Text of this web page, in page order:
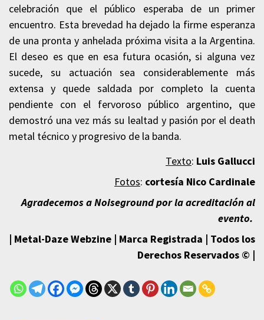
celebración que el público esperaba de un primer
encuentro. Esta brevedad ha dejado la firme esperanza
de una pronta y anhelada próxima visita a la Argentina.
El deseo es que en esa futura ocasión, si alguna vez
sucede, su actuación sea considerablemente más
extensa y quede saldada por completo la cuenta
pendiente con el fervoroso público argentino, que
demostró una vez más su lealtad y pasión por el death
metal técnico y progresivo de la banda.
Texto: Luis Gallucci
Fotos: cortesía Nico Cardinale
Agradecemos a Noiseground por la acreditación al
evento.
| Metal-Daze Webzine | Marca Registrada | Todos los
Derechos Reservados © |